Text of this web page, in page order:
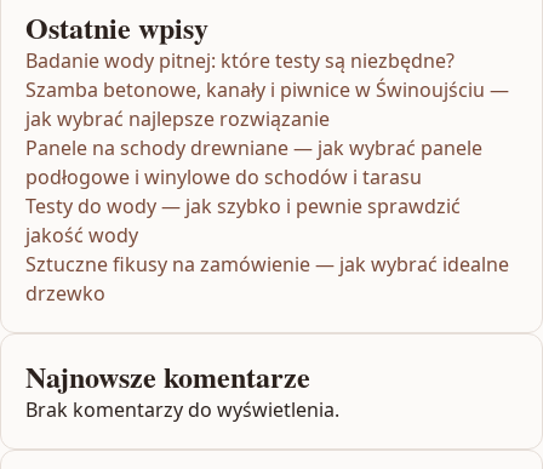
Ostatnie wpisy
Badanie wody pitnej: które testy są niezbędne?
Szamba betonowe, kanały i piwnice w Świnoujściu —
jak wybrać najlepsze rozwiązanie
Panele na schody drewniane — jak wybrać panele
podłogowe i winylowe do schodów i tarasu
Testy do wody — jak szybko i pewnie sprawdzić
jakość wody
Sztuczne fikusy na zamówienie — jak wybrać idealne
drzewko
Najnowsze komentarze
Brak komentarzy do wyświetlenia.